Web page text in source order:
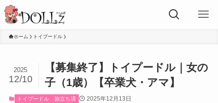
ホーム トイプードル
【募集終了】トイプードル｜女の
子（1歳）【卒業犬・アマ】
2025
12/10
トイプードル 旅立ち済 2025年12月13日